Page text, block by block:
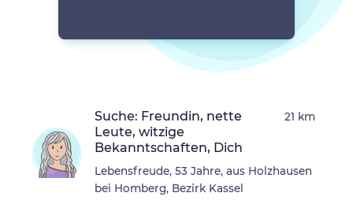
Suche: Freundin, nette
Leute, witzige
Bekanntschaften, Dich
Lebensfreude, 53 Jahre, aus Holzhausen
bei Homberg, Bezirk Kassel
21 km